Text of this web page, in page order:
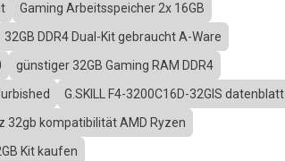
Gaming Arbeitsspeicher 2x 16GB
32GB DDR4 Dual-Kit gebraucht A-Ware
günstiger 32GB Gaming RAM DDR4
G.SKILL F4-3200C16D-32GIS datenblatt
32gb kompatibilität AMD Ryzen
Kit kaufen